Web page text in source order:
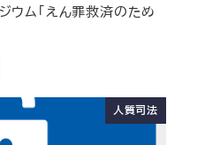
ウム「えん罪救済のため
人質司法